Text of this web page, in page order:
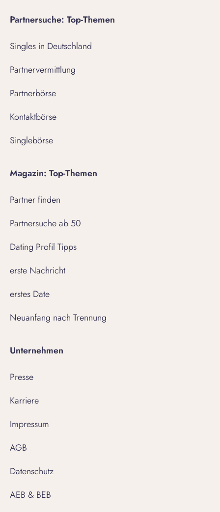
Partnersuche: Top-Themen
Singles in Deutschland
Partnervermittlung
Partnerbörse
Kontaktbörse
Singlebörse
Magazin: Top-Themen
Partner finden
Partnersuche ab 50
Dating Profil Tipps
erste Nachricht
erstes Date
Neuanfang nach Trennung
Unternehmen
Presse
Karriere
Impressum
AGB
Datenschutz
AEB & BEB